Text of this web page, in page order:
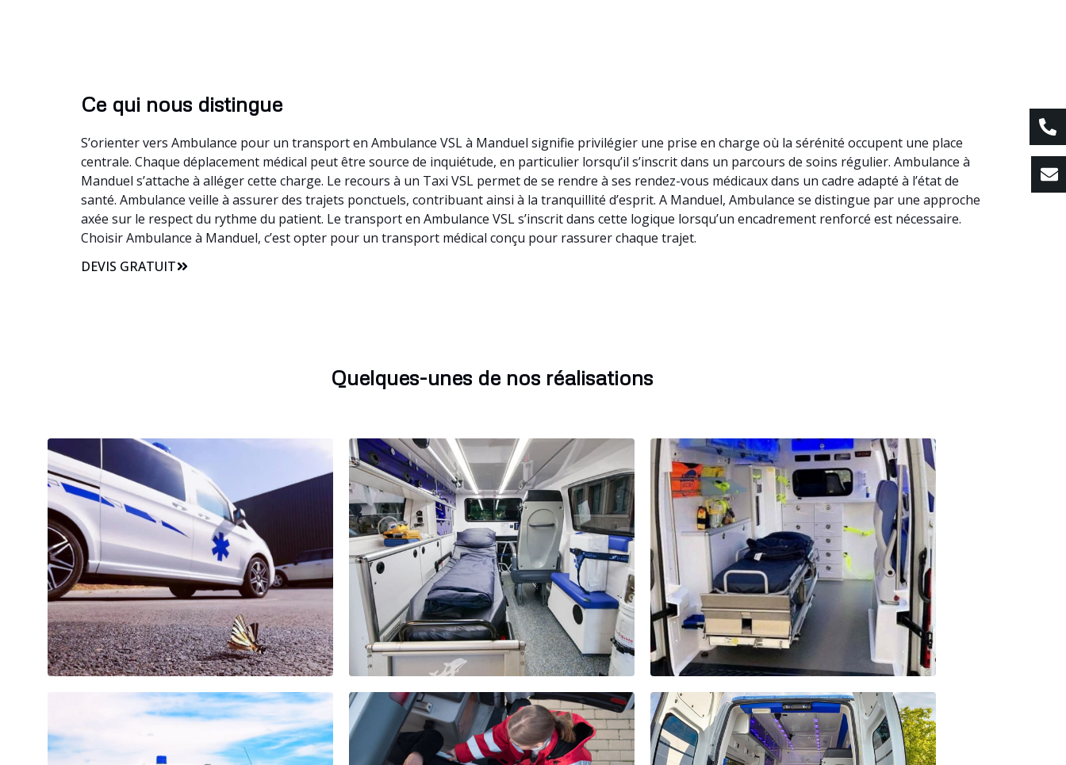
Ce qui nous distingue
S’orienter vers Ambulance pour un transport en Ambulance VSL à Manduel signifie privilégier une prise en charge où la sérénité occupent une place
centrale. Chaque déplacement médical peut être source de inquiétude, en particulier lorsqu’il s’inscrit dans un parcours de soins régulier. Ambulance à
Manduel s’attache à alléger cette charge. Le recours à un Taxi VSL permet de se rendre à ses rendez-vous médicaux dans un cadre adapté à l’état de
santé. Ambulance veille à assurer des trajets ponctuels, contribuant ainsi à la tranquillité d’esprit. A Manduel, Ambulance se distingue par une approche
axée sur le respect du rythme du patient. Le transport en Ambulance VSL s’inscrit dans cette logique lorsqu’un encadrement renforcé est nécessaire.
Choisir Ambulance à Manduel, c’est opter pour un transport médical conçu pour rassurer chaque trajet.
DEVIS GRATUIT
Quelques-unes de nos réalisations